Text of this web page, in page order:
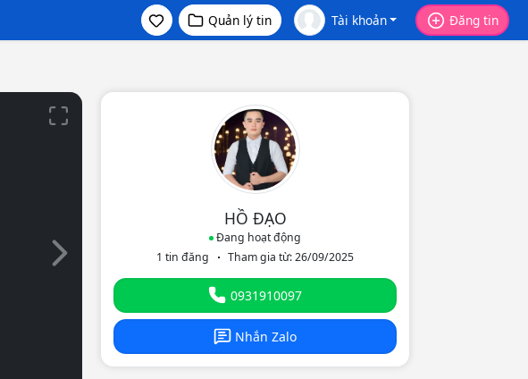
Quản lý tin Tài khoản Đăng tin
Slide tiếp theo
HỒ ĐẠO
Đang hoạt động
1 tin đăng
Tham gia từ: 26/09/2025
0931910097
Nhắn Zalo